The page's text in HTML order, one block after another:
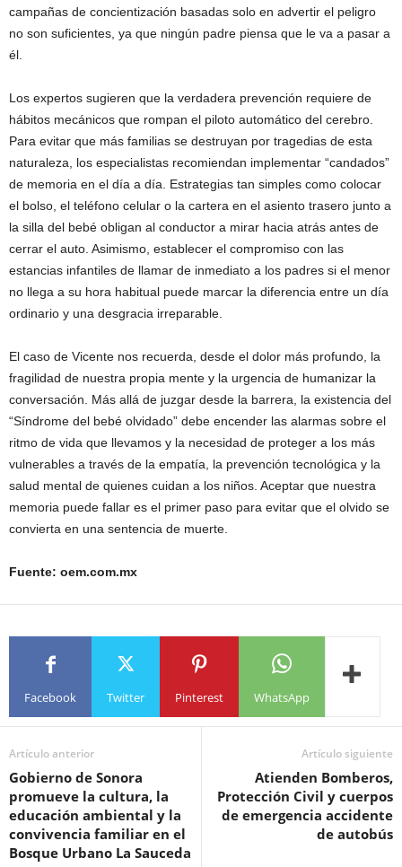
campañas de concientización basadas solo en advertir el peligro
no son suficientes, ya que ningún padre piensa que le va a pasar a
él.
Los expertos sugieren que la verdadera prevención requiere de
hábitos mecánicos que rompan el piloto automático del cerebro.
Para evitar que más familias se destruyan por tragedias de esta
naturaleza, los especialistas recomiendan implementar “candados”
de memoria en el día a día. Estrategias tan simples como colocar
el bolso, el teléfono celular o la cartera en el asiento trasero junto a
la silla del bebé obligan al conductor a mirar hacia atrás antes de
cerrar el auto. Asimismo, establecer el compromiso con las
estancias infantiles de llamar de inmediato a los padres si el menor
no llega a su hora habitual puede marcar la diferencia entre un día
ordinario y una desgracia irreparable.
El caso de Vicente nos recuerda, desde el dolor más profundo, la
fragilidad de nuestra propia mente y la urgencia de humanizar la
conversación. Más allá de juzgar desde la barrera, la existencia del
“Síndrome del bebé olvidado” debe encender las alarmas sobre el
ritmo de vida que llevamos y la necesidad de proteger a los más
vulnerables a través de la empatía, la prevención tecnológica y la
salud mental de quienes cuidan a los niños. Aceptar que nuestra
memoria puede fallar es el primer paso para evitar que el olvido se
convierta en una sentencia de muerte.
Fuente: oem.com.mx
Facebook Twitter Pinterest WhatsApp
Artículo anterior
Gobierno de Sonora
promueve la cultura, la
educación ambiental y la
convivencia familiar en el
Bosque Urbano La Sauceda
Artículo siguiente
Atienden Bomberos,
Protección Civil y cuerpos
de emergencia accidente
de autobús